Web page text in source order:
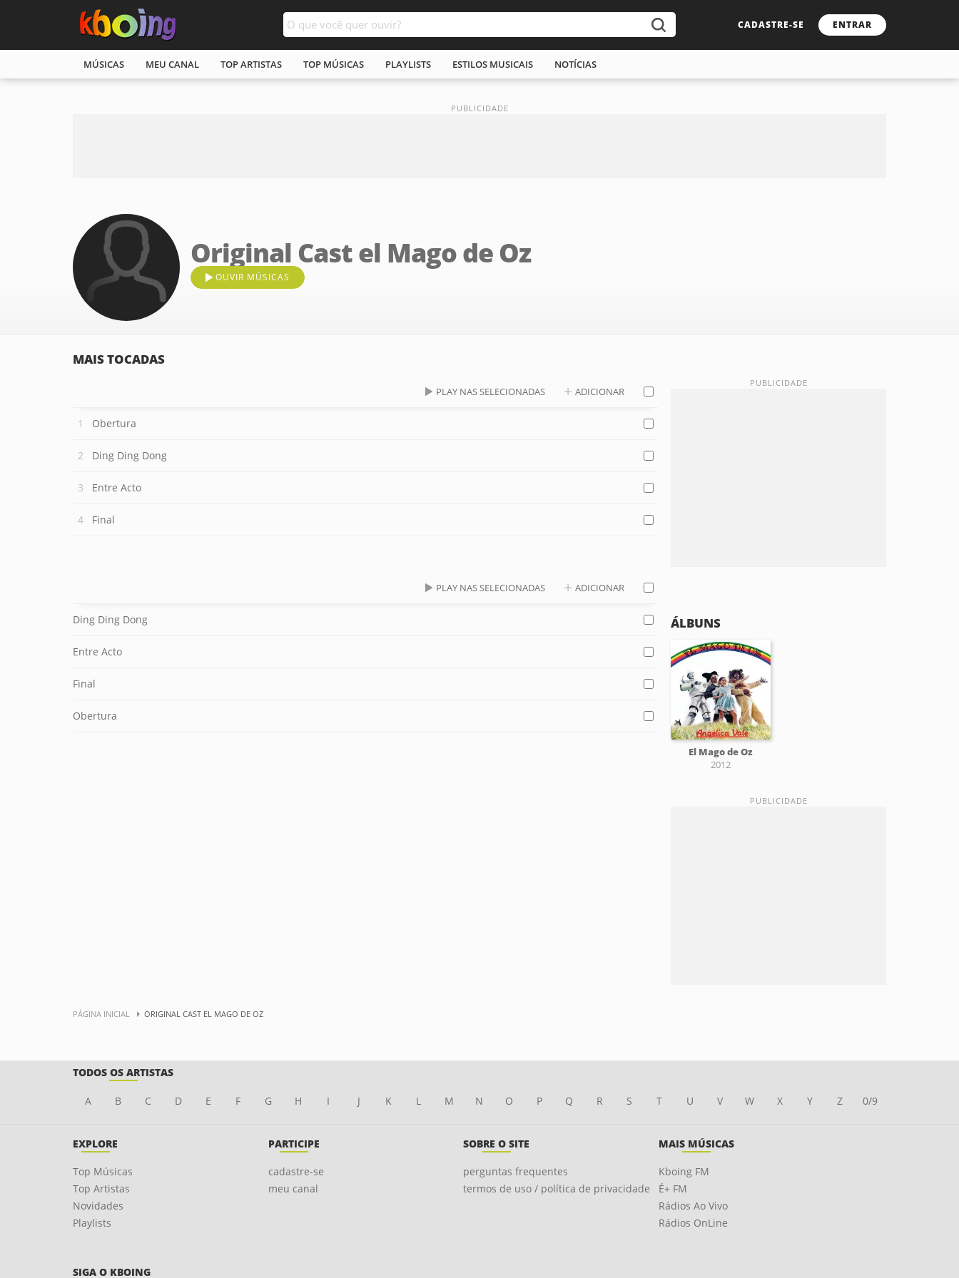
CADASTRE-SE ENTRAR
MÚSICAS MEU CANAL TOP ARTISTAS TOP MÚSICAS PLAYLISTS ESTILOS MUSICAIS NOTÍCIAS
Original Cast el Mago de Oz
OUVIR MÚSICAS
MAIS TOCADAS
PLAY NAS SELECIONADAS ADICIONAR
Obertura
Ding Ding Dong
Entre Acto
Final
PLAY NAS SELECIONADAS ADICIONAR
Ding Ding Dong
Entre Acto
Final
Obertura
ÁLBUNS
El Mago de Oz
2012
PÁGINA INICIAL ORIGINAL CAST EL MAGO DE OZ
TODOS OS ARTISTAS
A B C D E F G H I J K L M N O P Q R S T U V W X Y Z 0/9
EXPLORE
Top Músicas
Top Artistas
Novidades
Playlists
PARTICIPE
cadastre-se
meu canal
SOBRE O SITE
perguntas frequentes
termos de uso / política de privacidade
MAIS MÚSICAS
Kboing FM
É+ FM
Rádios Ao Vivo
Rádios OnLine
SIGA O KBOING